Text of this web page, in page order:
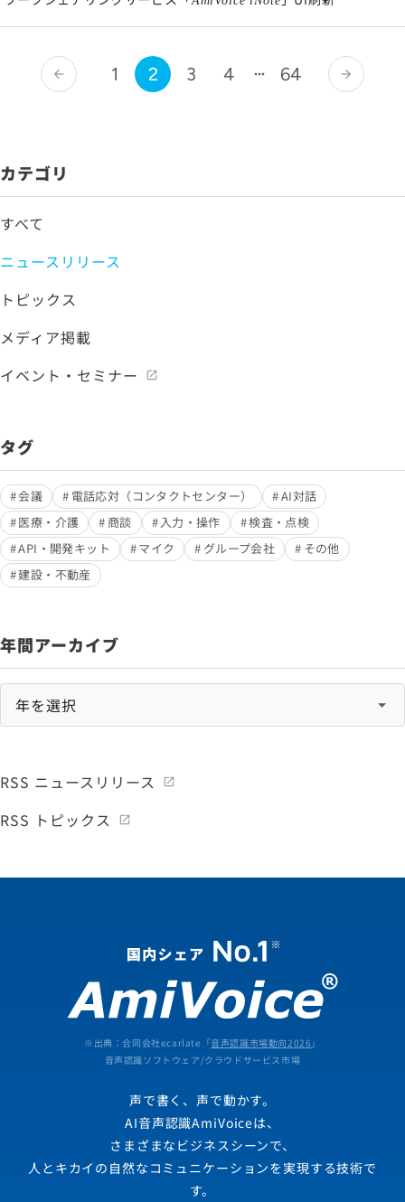
arrow_back 1 2 3 4 64 arrow_forward
カテゴリ
すべて
ニュースリリース
トピックス
メディア掲載
イベント・セミナー
タグ
会議 電話応対（コンタクトセンター）
AI対話
医療・介護
商談 入力・操作
検査・点検
API・開発キット
マイク グループ会社
その他
建設・不動産
年間アーカイブ
RSS ニュースリリース
RSS トピックス
※出典：合同会社ecarlate「音声認識市場動向2026 」
音声認識ソフトウェア/クラウドサービス市場
声で書く、声で動かす。
AI音声認識AmiVoiceは、
さまざまなビジネスシーンで、
人とキカイの自然なコミュニケーションを実現する技術で
す。